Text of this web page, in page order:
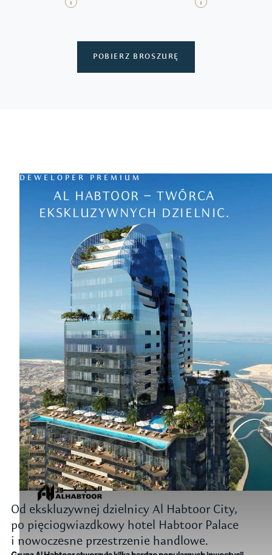
POBIERZ BROSZURĘ
DEWELOPER PREMIUM
AL HABTOOR – TWÓRCA
EKSKLUZYWNYCH DZIELNIC.
Od ekskluzywnej dzielnicy Al Habtoor City,
po pięciogwiazdkowy hotel Habtoor Palace
i nowoczesne przestrzenie handlowe.